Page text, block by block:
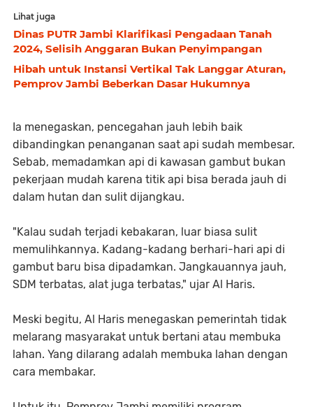
Lihat juga
Dinas PUTR Jambi Klarifikasi Pengadaan Tanah
2024, Selisih Anggaran Bukan Penyimpangan
Hibah untuk Instansi Vertikal Tak Langgar Aturan,
Pemprov Jambi Beberkan Dasar Hukumnya
Ia menegaskan, pencegahan jauh lebih baik
dibandingkan penanganan saat api sudah membesar.
Sebab, memadamkan api di kawasan gambut bukan
pekerjaan mudah karena titik api bisa berada jauh di
dalam hutan dan sulit dijangkau.
"Kalau sudah terjadi kebakaran, luar biasa sulit
memulihkannya. Kadang-kadang berhari-hari api di
gambut baru bisa dipadamkan. Jangkauannya jauh,
SDM terbatas, alat juga terbatas," ujar Al Haris.
Meski begitu, Al Haris menegaskan pemerintah tidak
melarang masyarakat untuk bertani atau membuka
lahan. Yang dilarang adalah membuka lahan dengan
cara membakar.